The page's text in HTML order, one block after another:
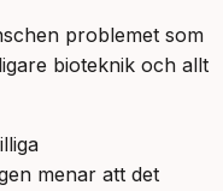
problemet som
bioteknik och allt
menar att det